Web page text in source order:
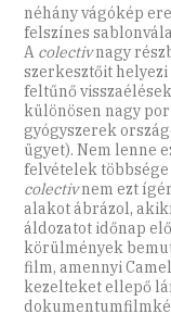
néhány vágókép
felszínes
A colectivnagy
szerkesztőit
feltűnő
különösen nagy
gyógyszerek
ügyet). Nem lenne
felvételek
colectivnem ezt
alakot ábrázol,
áldozatot időnap
körülmények
film, amennyi
kezelteket ellepő